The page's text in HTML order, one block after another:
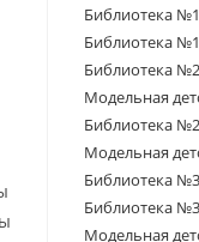
Библиотека
Библиотека
Библиотека
Модельная
Библиотека
Модельная
Библиотека
Библиотека
Модельная